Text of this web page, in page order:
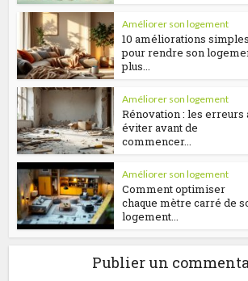
Améliorer son logement
10 améliorations simples
pour rendre son
plus...
Améliorer son logement
Rénovation : les erreurs
éviter avant de
commencer...
Améliorer son logement
Comment optimiser
chaque mètre carré de
logement...
Publier un